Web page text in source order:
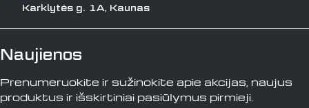
Karklytės g. 1A, Kaunas
Naujienos
Prenumeruokite ir sužinokite apie akcijas, naujus
produktus ir išskirtiniai pasiūlymus pirmieji.